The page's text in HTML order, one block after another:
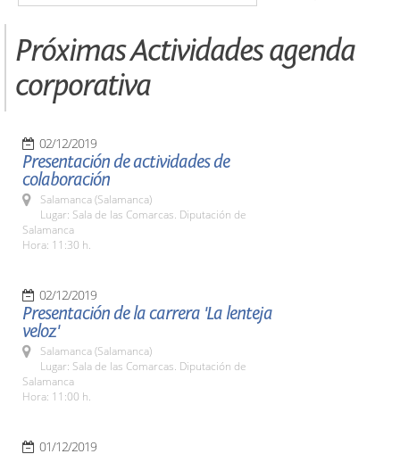
Próximas Actividades agenda
corporativa
02/12/2019
Presentación de actividades de
colaboración
Salamanca (Salamanca)
Lugar: Sala de las Comarcas. Diputación de
Salamanca
Hora: 11:30 h.
02/12/2019
Presentación de la carrera 'La lenteja
veloz'
Salamanca (Salamanca)
Lugar: Sala de las Comarcas. Diputación de
Salamanca
Hora: 11:00 h.
01/12/2019